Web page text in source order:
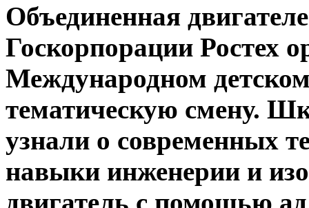
Объединенная
Госкорпорации Ростех
Международном
тематическую смену.
узнали о современных
навыки инженерии и
двигатель с помощью